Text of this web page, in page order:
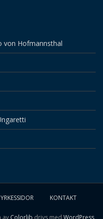
von Hofmannsthal
YRKESSIDOR KONTAKT